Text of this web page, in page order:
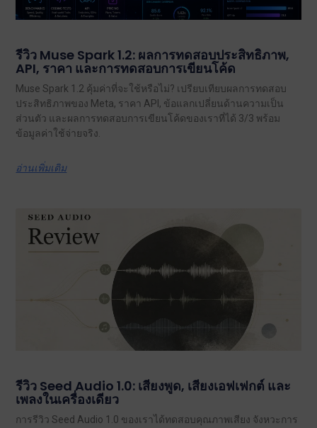
รีวิว Muse Spark 1.2: ผลการทดสอบประสิทธิภาพ,
API, ราคา และการทดสอบการเขียนโค้ด
Muse Spark 1.2 คุ้มค่าที่จะใช้หรือไม่? เปรียบเทียบผลการทดสอบ
ประสิทธิภาพของ Meta, ราคา API, ข้อแลกเปลี่ยนด้านความเป็น
ส่วนตัว และผลการทดสอบการเขียนโค้ดของเราที่ได้ 3/3 พร้อม
ข้อมูลค่าใช้จ่ายจริง.
อ่านเพิ่มเติม
รีวิว Seed Audio 1.0: เสียงพูด, เสียงเอฟเฟกต์ และ
เพลงในเครื่องเดียว
การรีวิว Seed Audio 1.0 ของเราได้ทดสอบคุณภาพเสียง จังหวะการ